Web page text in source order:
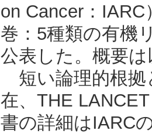
on Cancer：
巻：5種類の有機
公表した。概要
短い論理的根拠
在、THE
書の詳細はIARC